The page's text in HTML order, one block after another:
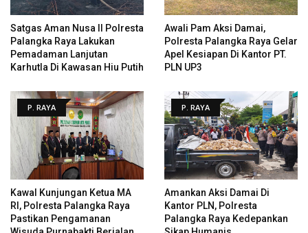
Satgas Aman Nusa II Polresta
Palangka Raya Lakukan
Pemadaman Lanjutan
Karhutla Di Kawasan Hiu Putih
Awali Pam Aksi Damai,
Polresta Palangka Raya Gelar
Apel Kesiapan Di Kantor PT.
PLN UP3
P. RAYA
Kawal Kunjungan Ketua MA
RI, Polresta Palangka Raya
Pastikan Pengamanan
P. RAYA
Amankan Aksi Damai Di
Kantor PLN, Polresta
Palangka Raya Kedepankan